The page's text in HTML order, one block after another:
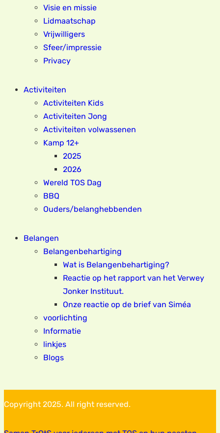
Visie en missie
Lidmaatschap
Vrijwilligers
Sfeer/impressie
Privacy
Activiteiten
Activiteiten Kids
Activiteiten Jong
Activiteiten volwassenen
Kamp 12+
2025
2026
Wereld TOS Dag
BBQ
Ouders/belanghebbenden
Belangen
Belangenbehartiging
Wat is Belangenbehartiging?
Reactie op het rapport van het Verwey
Jonker Instituut.
Onze reactie op de brief van Siméa
voorlichting
Informatie
linkjes
Blogs
Copyright 2025. All right reserved.